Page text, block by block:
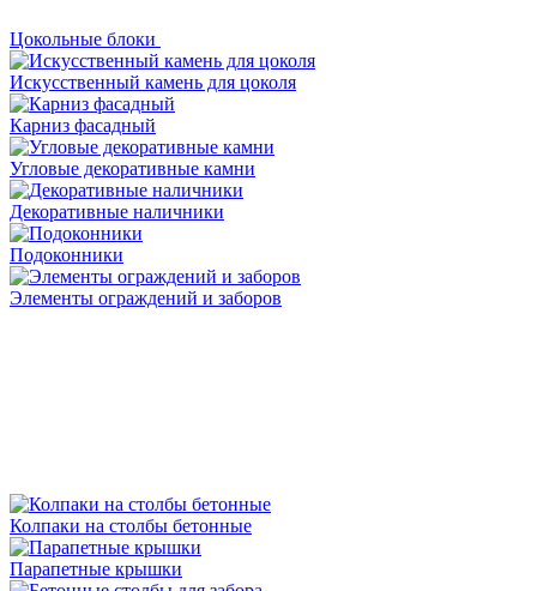
Цокольные блоки
Искусственный камень для цоколя
Карниз фасадный
Угловые декоративные камни
Декоративные наличники
Подоконники
Элементы ограждений и заборов
Колпаки на столбы бетонные
Парапетные крышки